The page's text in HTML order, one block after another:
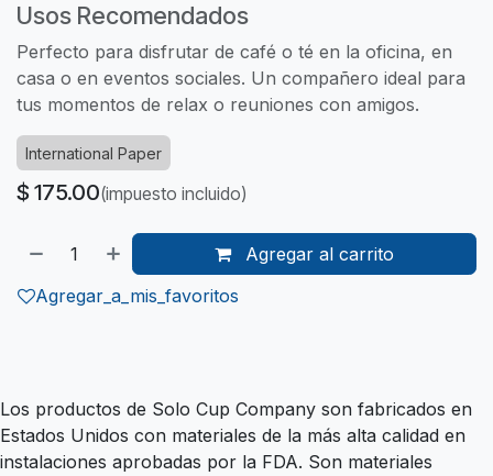
Usos Recomendados
Perfecto para disfrutar de café o té en la oficina, en
casa o en eventos sociales. Un compañero ideal para
tus momentos de relax o reuniones con amigos.
International Paper
$ 175.00(impuesto incluido)
Agregar al carrito
Agregar_a_mis_favoritos
Los productos de Solo Cup Company son fabricados en
Estados Unidos con materiales de la más alta calidad en
instalaciones aprobadas por la FDA. Son materiales